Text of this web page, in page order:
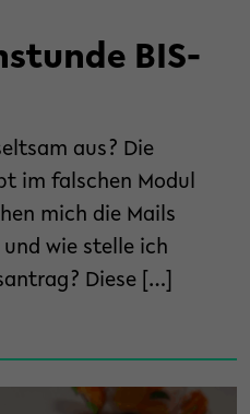
BIS-
aus? Die
im falschen Modul
mich die Mails
wie stelle ich
Diese […]